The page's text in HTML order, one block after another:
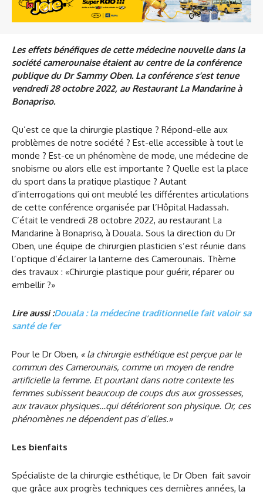
Les effets bénéfiques de cette médecine nouvelle dans la
société camerounaise étaient au centre de la conférence
publique du Dr Sammy Oben. La conférence s’est tenue
vendredi 28 octobre 2022, au Restaurant La Mandarine à
Bonapriso.
Qu’est ce que la chirurgie plastique ? Répond-elle aux
problèmes de notre société ? Est-elle accessible à tout le
monde ? Est-ce un phénomène de mode, une médecine de
snobisme ou alors elle est importante ? Quelle est la place
du sport dans la pratique plastique ? Autant
d’interrogations qui ont meublé les différentes articulations
de cette conférence organisée par l’Hôpital Hadassah.
C’était le vendredi 28 octobre 2022, au restaurant La
Mandarine à Bonapriso, à Douala. Sous la direction du Dr
Oben, une équipe de chirurgien plasticien s’est réunie dans
l’optique d’éclairer la lanterne des Camerounais. Thème
des travaux : «Chirurgie plastique pour guérir, réparer ou
embellir ?»
Lire aussi :Douala : la médecine traditionnelle fait valoir sa
santé de fer
Pour le Dr Oben, « la chirurgie esthétique est perçue par le
commun des Camerounais, comme un moyen de rendre
artificielle la femme. Et pourtant dans notre contexte les
femmes subissent beaucoup de coups dus aux grossesses,
aux travaux physiques…qui détériorent son physique. Or, ces
phénomènes ne dépendent pas d’elles.»
Les bienfaits
Spécialiste de la chirurgie esthétique, le Dr Oben fait savoir
que grâce aux progrès techniques ces dernières années, la